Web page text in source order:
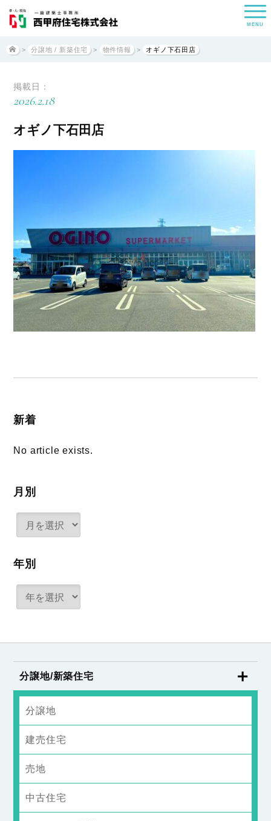
MENU
> 分譲地 / 新築住宅 > 物件情報 > オギノ下石田店
掲載日：
2026.2.18
オギノ下石田店
新着
No article exists.
月別
年別
分譲地/新築住宅
分譲地
建売住宅
売地
中古住宅